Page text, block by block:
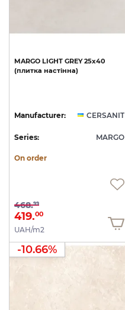
MARGO LIGHT GREY 25х40
(плитка настінна)
Manufacturer: CERSANIT
Series: MARGO
On order
468.99
419.00
UAH/m2
-10.66%